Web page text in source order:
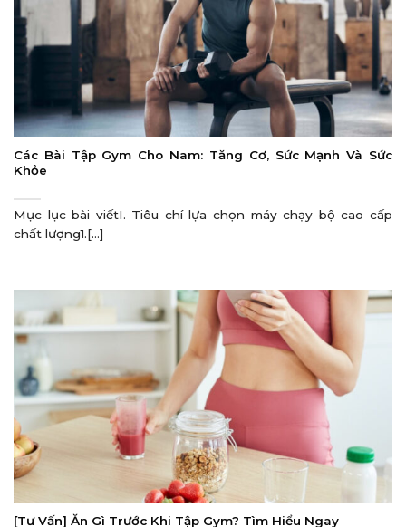
Các Bài Tập Gym Cho Nam: Tăng Cơ, Sức Mạnh Và Sức
Khỏe
Mục lục bài viếtI. Tiêu chí lựa chọn máy chạy bộ cao cấp
chất lượng1.[...]
[Tư Vấn] Ăn Gì Trước Khi Tập Gym? Tìm Hiểu Ngay